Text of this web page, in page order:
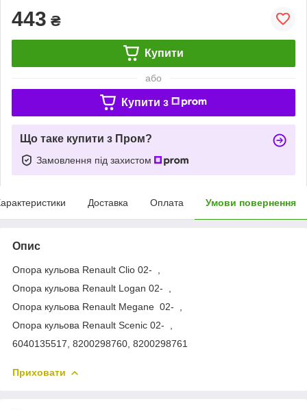
443 ₴
Купити
або
Купити з
Що таке купити з Пром?
Замовлення під захистом
Доставка Оплата Умови повернення
Опис
Опора кульова Renault Clio 02- ,
Опора кульова Renault Logan 02- ,
Опора кульова Renault Megane 02-​​​​​​​ ,
Опора кульова Renault Scenic 02-​​​​​​​ ,
6040135517, 8200298760, 8200298761
Приховати